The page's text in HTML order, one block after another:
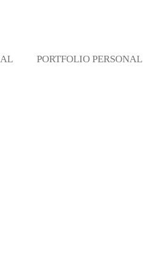
PORTFOLIO PERSONAL